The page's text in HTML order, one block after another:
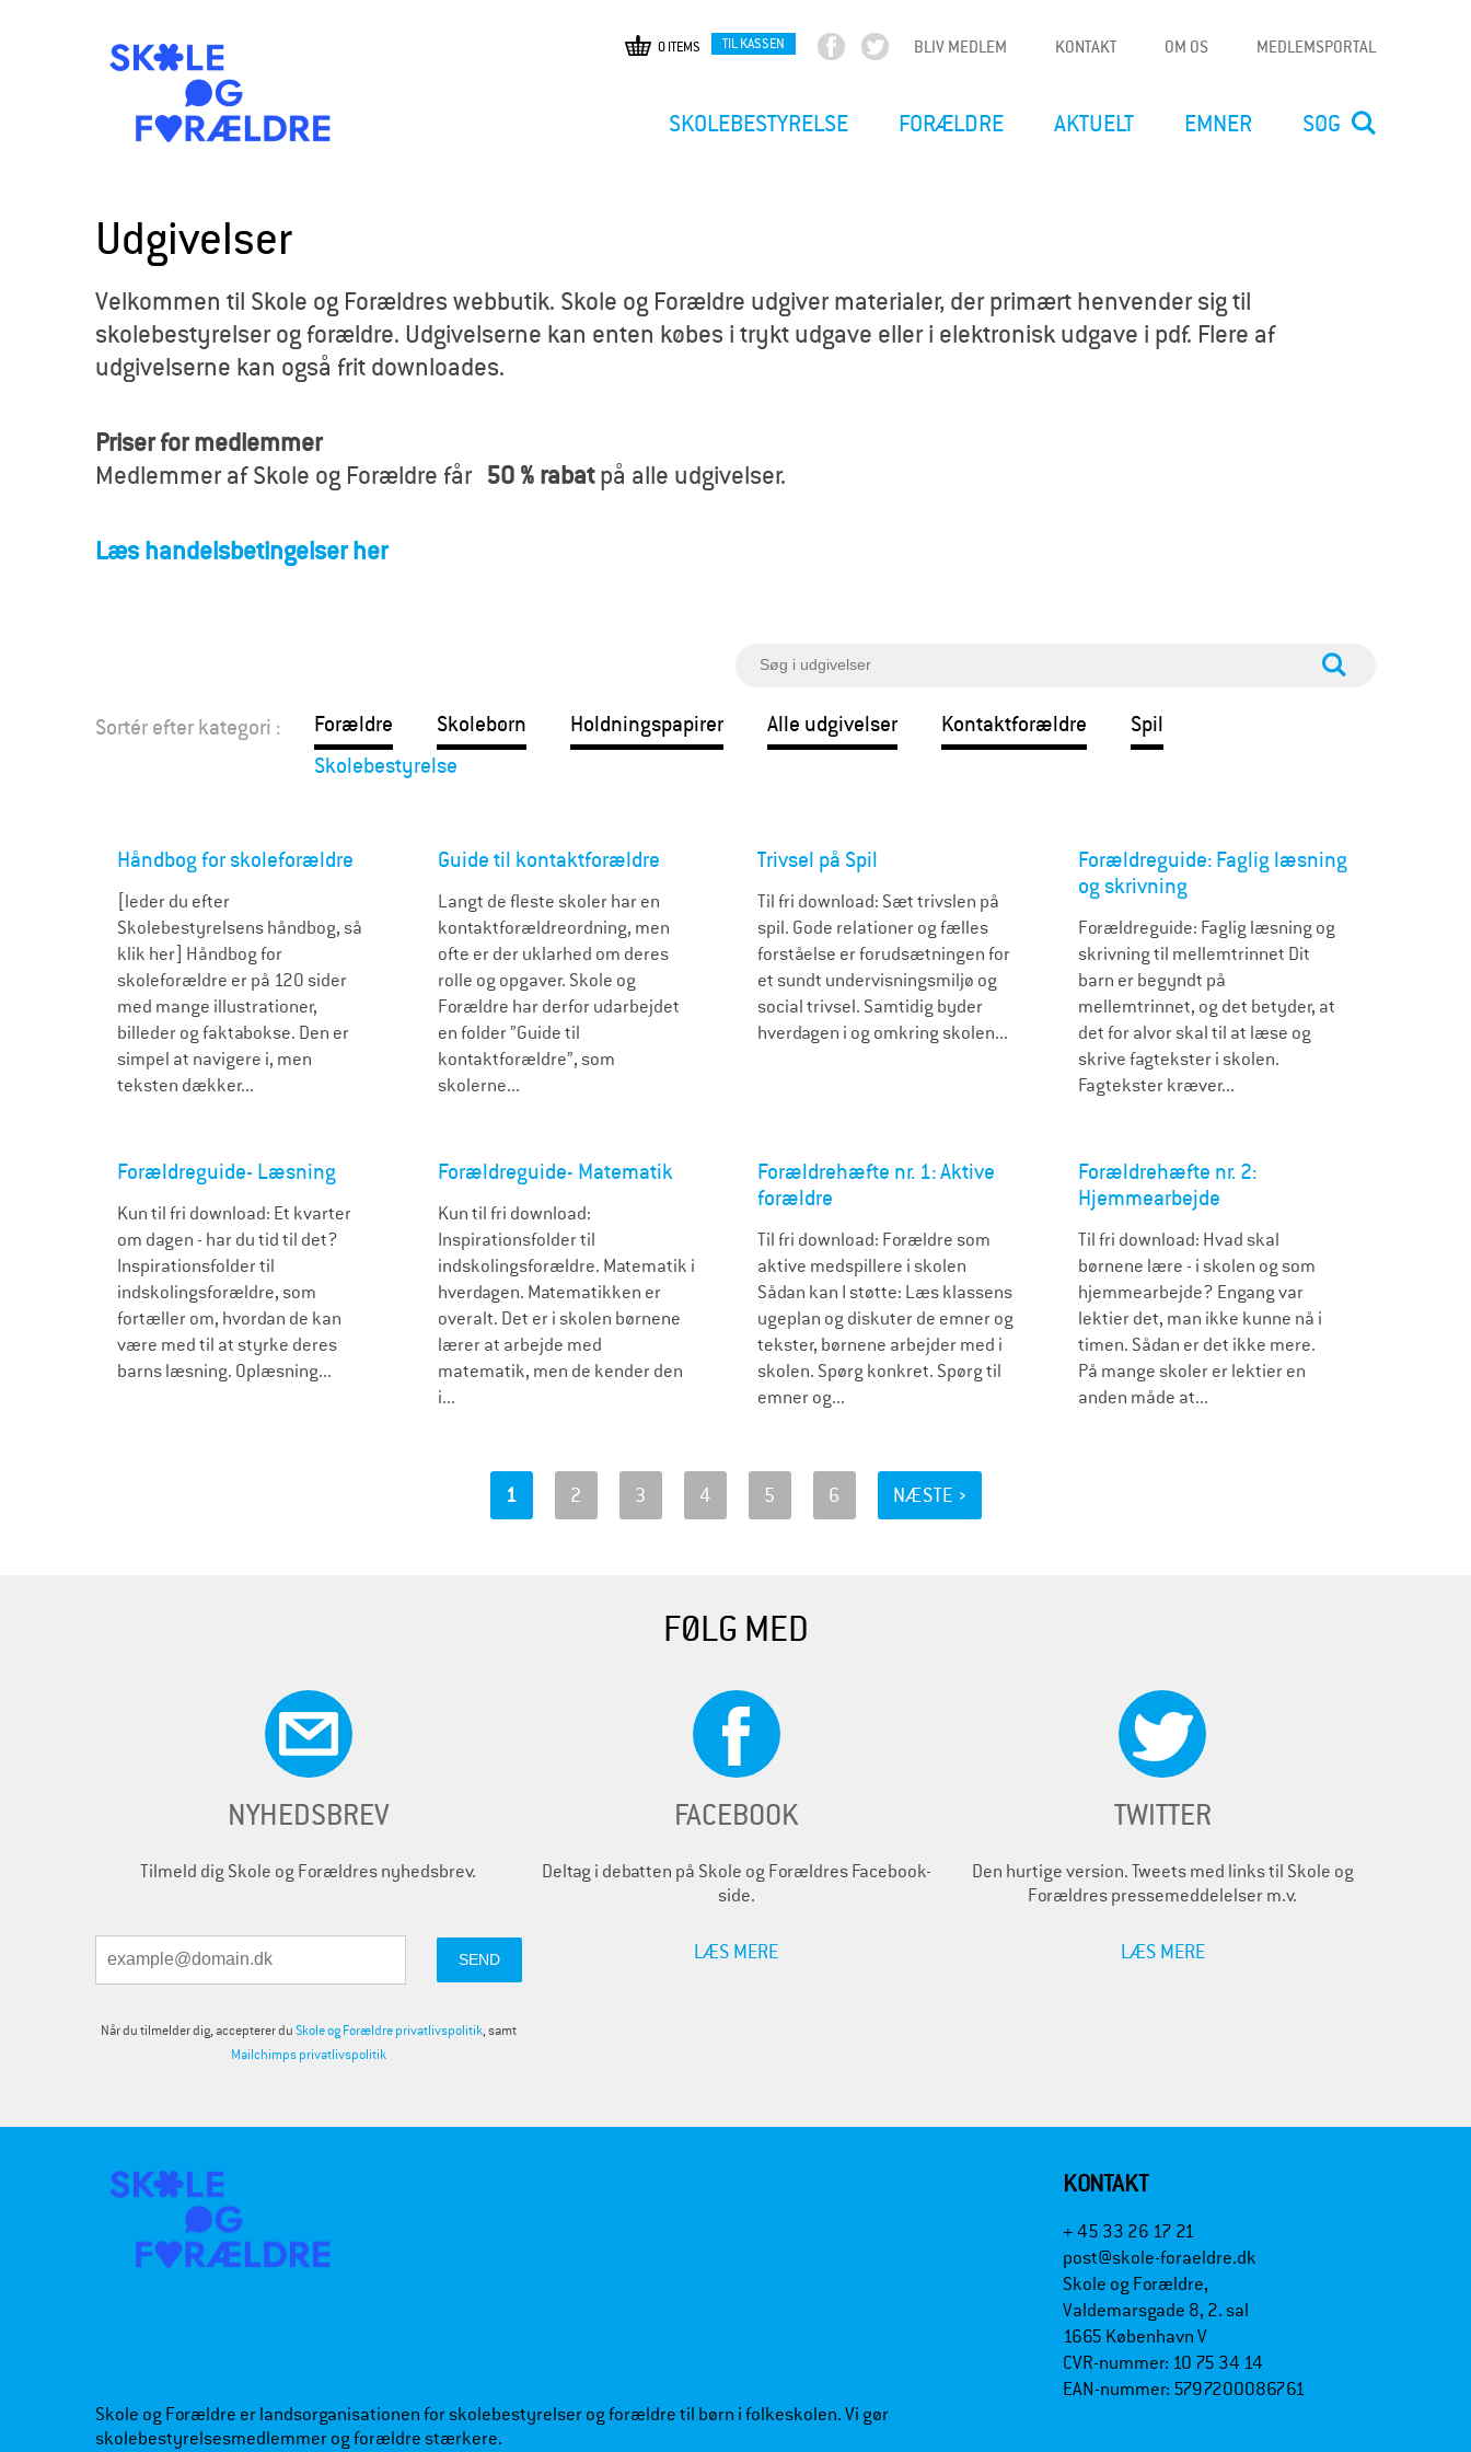
Gå
k
l
e
o
g
o
l
BLIV MEDLEM KONTAKT OM OS MEDLEMSPORTAL
0 ITEMS TIL KASSEN
SKOLEBESTYRELSE FORÆLDRE AKTUELT EMNER SØG
Udgivelser
Velkommen til Skole og Forældres webbutik. Skole og Forældre udgiver materialer, der primært henvender sig til
skolebestyrelser og forældre. Udgivelserne kan enten købes i trykt udgave eller i elektronisk udgave i pdf. Flere af
udgivelserne kan også frit downloades.
Priser for medlemmer
Medlemmer af Skole og Forældre får 50 % rabatpå alle udgivelser.
Læs handelsbetingelser her
S
Sortér efter kategori : Forældre Skolebørn Holdningspapirer Alle udgivelser Kontaktforældre
Spil
Skolebestyrelse
Håndbog for skoleforældre
[leder du efter
Skolebestyrelsens håndbog, så
klik her] Håndbog for
skoleforældre er på 120 sider
med mange illustrationer,
billeder og faktabokse. Den er
simpel at navigere i, men
teksten dækker...
Guide til kontaktforældre
Langt de fleste skoler har en
kontaktforældreordning, men
ofte er der uklarhed om deres
rolle og opgaver. Skole og
Forældre har derfor udarbejdet
en folder ”Guide til
kontaktforældre”, som
skolerne...
Trivsel på Spil
Til fri download: Sæt trivslen på
spil. Gode relationer og fælles
forståelse er forudsætningen for
et sundt undervisningsmiljø og
social trivsel. Samtidig byder
hverdagen i og omkring skolen...
Forældreguide: Faglig læsning
og skrivning
Forældreguide: Faglig læsning og
skrivning til mellemtrinnet Dit
barn er begyndt på
mellemtrinnet, og det betyder, at
det for alvor skal til at læse og
skrive fagtekster i skolen.
Fagtekster kræver...
Forældreguide- Læsning
Kun til fri download: Et kvarter
om dagen - har du tid til det?
Inspirationsfolder til
indskolingsforældre, som
fortæller om, hvordan de kan
være med til at styrke deres
barns læsning. Oplæsning...
Forældreguide- Matematik
Kun til fri download:
Inspirationsfolder til
indskolingsforældre. Matematik i
hverdagen. Matematikken er
overalt. Det er i skolen børnene
lærer at arbejde med
matematik, men de kender den
i...
Forældrehæfte nr. 1: Aktive
forældre
Til fri download: Forældre som
aktive medspillere i skolen
Sådan kan I støtte: Læs klassens
ugeplan og diskuter de emner og
tekster, børnene arbejder med i
skolen. Spørg konkret. Spørg til
emner og...
Forældrehæfte nr. 2:
Hjemmearbejde
Til fri download: Hvad skal
børnene lære - i skolen og som
hjemmearbejde? Engang var
lektier det, man ikke kunne nå i
timen. Sådan er det ikke mere.
På mange skoler er lektier en
anden måde at...
1 2 3 4 5 6 NÆSTE ›
FØLG MED
NYHEDSBREV
Tilmeld dig Skole og Forældres nyhedsbrev.
Når du tilmelder dig, accepterer duSkole og Forældre privatlivspolitik, samt
Mailchimps privatlivspolitik
FACEBOOK
Deltag i debatten på Skole og Forældres Facebook-
side.
LÆS MERE
TWITTER
Den hurtige version. Tweets med links til Skole og
Forældres pressemeddelelser m.v.
LÆS MERE
KONTAKT
+ 45 33 26 17 21
post@skole-foraeldre.dk
Skole og Forældre,
Valdemarsgade 8, 2. sal
1665 København V
CVR-nummer: 10 75 34 14
EAN-nummer: 5797200086761
Skole og Forældre er landsorganisationen for skolebestyrelser og forældre til børn i folkeskolen. Vi gør
skolebestyrelsesmedlemmer og forældre stærkere.